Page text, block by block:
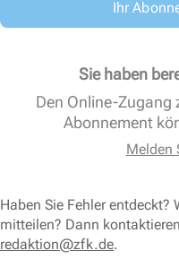
Ihr
Sie haben
Den Online-Zugang
Abonnement
Melden
Haben Sie Fehler entdeckt?
mitteilen? Dann
redaktion@zfk.de.